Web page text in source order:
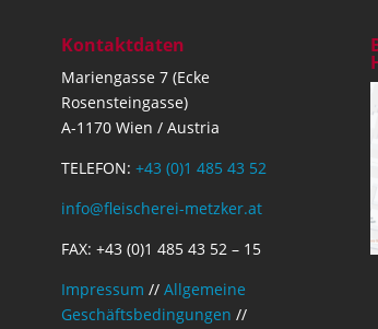
Kontaktdaten
Mariengasse 7 (Ecke
Rosensteingasse)
A-1170 Wien / Austria
TELEFON: +43 (0)1 485 43 52
info@fleischerei-metzker.at
FAX: +43 (0)1 485 43 52 – 15
Impressum // Allgemeine
Geschäftsbedingungen //